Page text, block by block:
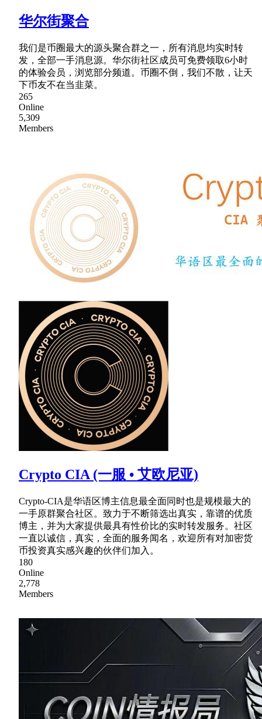
华尔街聚合
我们是币圈最大的源头聚合群之一，所有消息均实时转
发，全部一手消息源。华尔街社区成员可免费领取6小时
的体验会员，浏览部分频道。币圈不倒，我们不散，让天
下币友不在当韭菜。
265
Online
5,309
Members
Crypto CIA (一服 • 艾欧尼亚)
Crypto-CIA是华语区博主信息最全面同时也是规模最大的
一手原群聚合社区。致力于不断筛选出真实，靠谱的优质
博主，并为大家提供最具有性价比的实时转发服务。社区
一直以诚信，真实，全面的服务闻名，欢迎所有对加密货
币投资真实感兴趣的伙伴们加入。
180
Online
2,778
Members